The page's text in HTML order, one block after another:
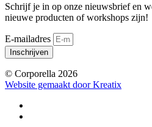
Schrijf je in op onze nieuwsbrief en
nieuwe producten of workshops zijn!
E-mailadres
Inschrijven
© Corporella 2026
Website gemaakt door Kreatix